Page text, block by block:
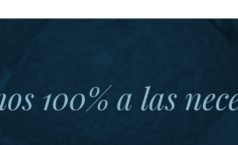
100% a las